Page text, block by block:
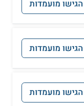
הגישו מועמדות
הגישו מועמדות
הגישו מועמדות